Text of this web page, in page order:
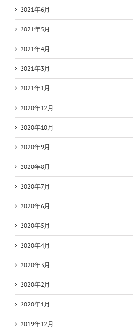
2021年6月
2021年5月
2021年4月
2021年3月
2021年1月
2020年12月
2020年10月
2020年9月
2020年8月
2020年7月
2020年6月
2020年5月
2020年4月
2020年3月
2020年2月
2020年1月
2019年12月